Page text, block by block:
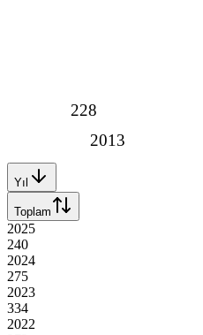
2013
228
Yıl
Toplam
2025
240
2024
275
2023
334
2022